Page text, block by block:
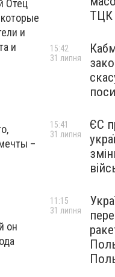
Отец
и
и
–
он
ТЦК
15:42
31 липня
ЄС
15:41
31 липня
11:15
31 липня